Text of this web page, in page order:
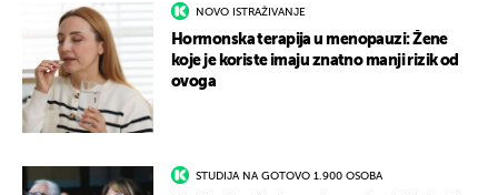
NOVO ISTRAŽIVANJE
Hormonska terapija u menopauzi: Žene
koje je koriste imaju znatno manji rizik od
ovoga
STUDIJA NA GOTOVO 1.900 OSOBA